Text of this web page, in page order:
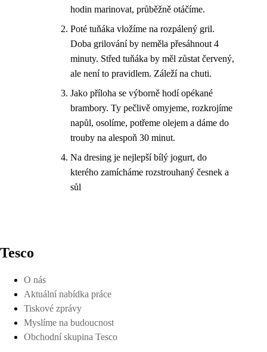
hodin marinovat, průběžně otáčíme.
Poté tuňáka vložíme na rozpálený gril.
Doba grilování by neměla přesáhnout 4
minuty. Střed tuňáka by měl zůstat červený,
ale není to pravidlem. Záleží na chuti.
Jako příloha se výborně hodí opékané
brambory. Ty pečlivě omyjeme, rozkrojíme
napůl, osolíme, potřeme olejem a dáme do
trouby na alespoň 30 minut.
Na dresing je nejlepší bílý jogurt, do
kterého zamícháme rozstrouhaný česnek a
sůl
Tesco
O nás
Aktuální nabídka práce
Tiskové zprávy
Myslíme na budoucnost
Obchodní skupina Tesco